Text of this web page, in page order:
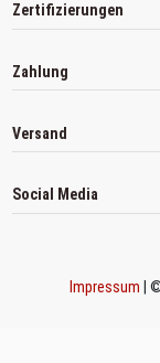
Zertifizierungen
Zahlung
Versand
Social Media
Impressum |